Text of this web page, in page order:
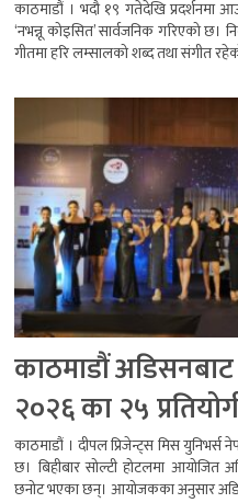
काठमाडौं । भदौ १९ गतेदेखि प्रदर्शनमा
‘नभन्नू कोइसित’ सार्वजनिक गरिएको छ।
गीतमा हरि लम्सालको शब्द तथा संगीत
काठमाडौं
२०२६ का २५
काठमाडौं । दीपल प्रिजेन्ट्स मिस
छ। बिहीबार सोल्टी होटलमा आयोजित
छनोट भएका छन्। आयोजकका अनुसार